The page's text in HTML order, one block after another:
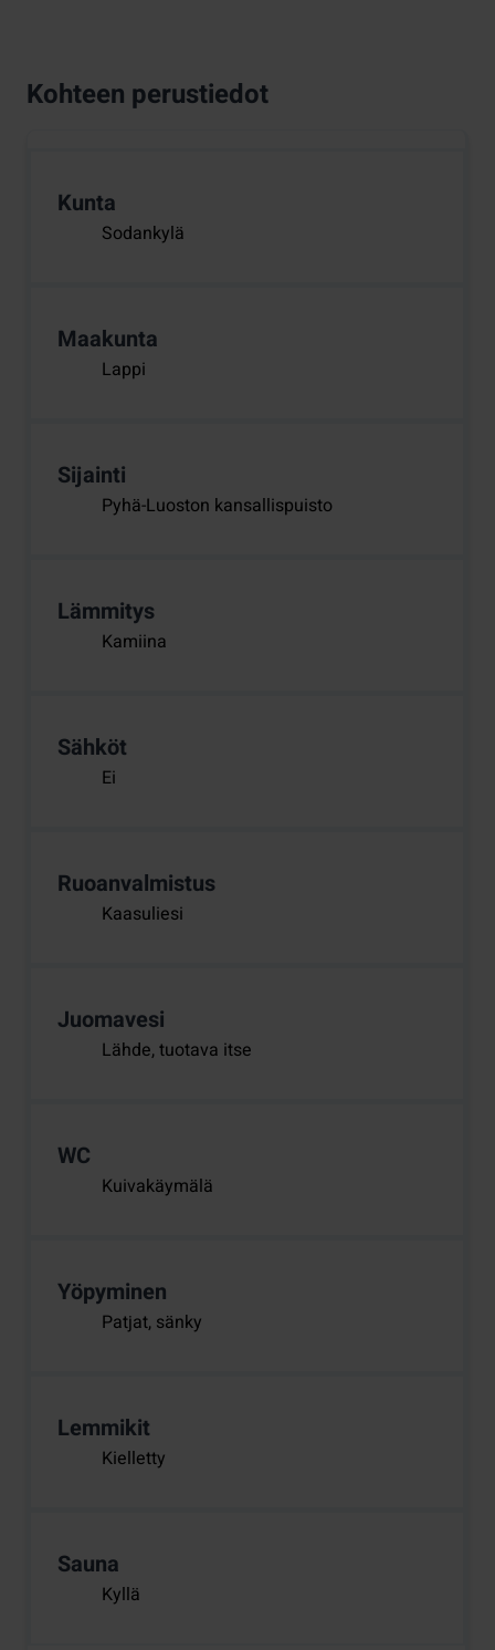
Kohteen perustiedot
Kunta
Sodankylä
Maakunta
Lappi
Sijainti
Pyhä-Luoston kansallispuisto
Lämmitys
Kamiina
Sähköt
Ei
Ruoanvalmistus
Kaasuliesi
Juomavesi
Lähde, tuotava itse
WC
Kuivakäymälä
Yöpyminen
Patjat, sänky
Lemmikit
Kielletty
Sauna
Kyllä